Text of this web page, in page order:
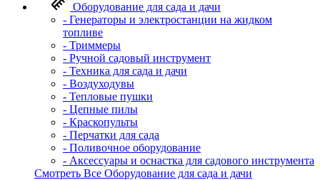
Оборудование для сада и дачи
- Генераторы и электростанции на жидком
топливе
- Триммеры
- Ручной садовый инструмент
- Техника для сада и дачи
- Воздуходувы
- Тепловые пушки
- Цепные пилы
- Краскопульты
- Перчатки для сада
- Поливочное оборудование
- Аксессуары и оснастка для садового инструмента
Смотреть Все Оборудование для сада и дачи